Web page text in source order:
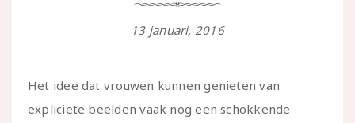
13 januari, 2016
Het idee dat vrouwen kunnen genieten van
expliciete beelden vaak nog een schokkende